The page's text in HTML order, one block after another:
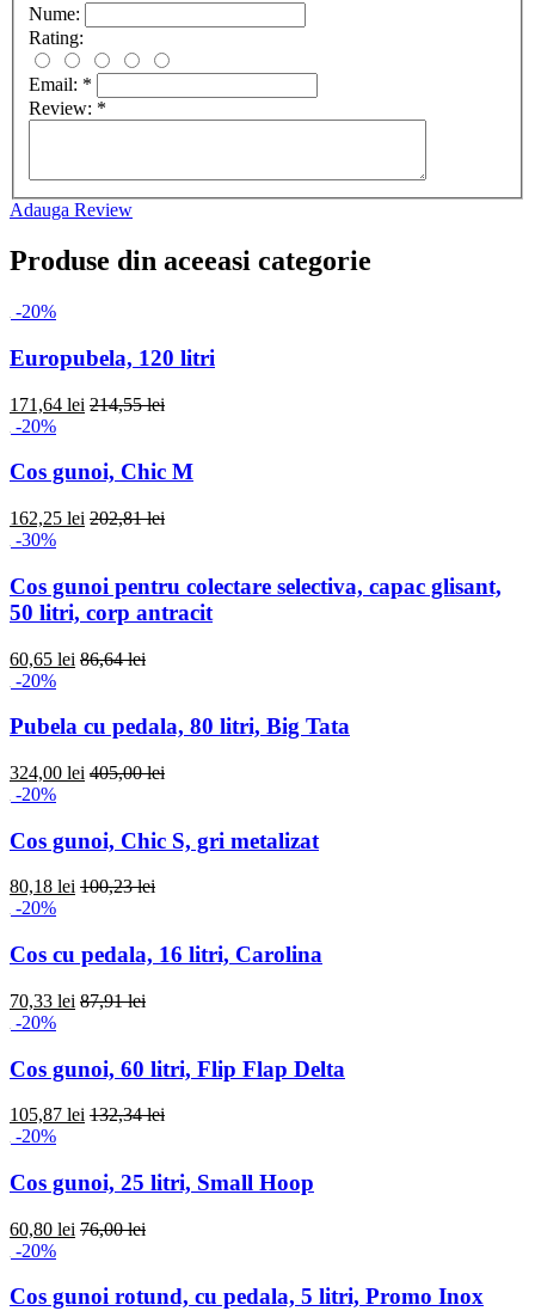
Nume:
Rating:
Email: *
Review: *
Adauga Review
Produse din aceeasi categorie
-20%
Europubela, 120 litri
171,64 lei 214,55 lei
-20%
Cos gunoi, Chic M
162,25 lei 202,81 lei
-30%
Cos gunoi pentru colectare selectiva, capac glisant,
50 litri, corp antracit
60,65 lei 86,64 lei
-20%
Pubela cu pedala, 80 litri, Big Tata
324,00 lei 405,00 lei
-20%
Cos gunoi, Chic S, gri metalizat
80,18 lei 100,23 lei
-20%
Cos cu pedala, 16 litri, Carolina
70,33 lei 87,91 lei
-20%
Cos gunoi, 60 litri, Flip Flap Delta
105,87 lei 132,34 lei
-20%
Cos gunoi, 25 litri, Small Hoop
60,80 lei 76,00 lei
-20%
Cos gunoi rotund, cu pedala, 5 litri, Promo Inox